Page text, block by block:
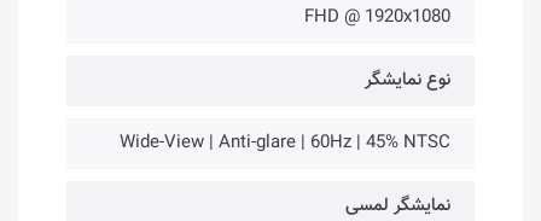
FHD @ 1920x1080
نوع نمایشگر
Wide-View | Anti-glare | 60Hz | 45% NTSC
نمایشگر لمسی